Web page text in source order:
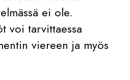
ei ole.
voi tarvittaessa
viereen ja myös